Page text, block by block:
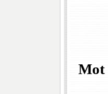
Mot